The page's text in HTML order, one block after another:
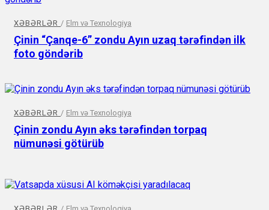
XƏBƏRLƏR / Elm və Texnologiya
Çinin “Çanqe-6” zondu Ayın uzaq tərəfindən ilk
foto göndərib
XƏBƏRLƏR / Elm və Texnologiya
Çinin zondu Ayın əks tərəfindən torpaq
nümunəsi götürüb